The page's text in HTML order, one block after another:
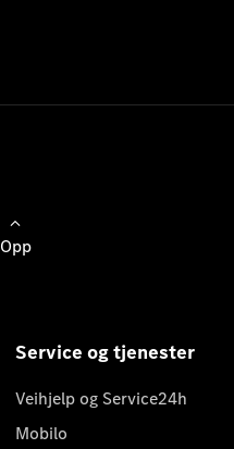
Opp
Service og tjenester
Veihjelp og Service24h
Mobilo